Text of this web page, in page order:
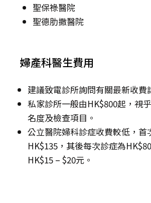
聖保祿醫院
聖德肋撒醫院
婦產科醫生費用
建議致電診所詢問有關最新收費
私家診所一般由HK$800起，視
名度及檢查項目。
公立醫院婦科診症收費較低，首
HK$135，其後每次診症為
HK$15 – $20元。